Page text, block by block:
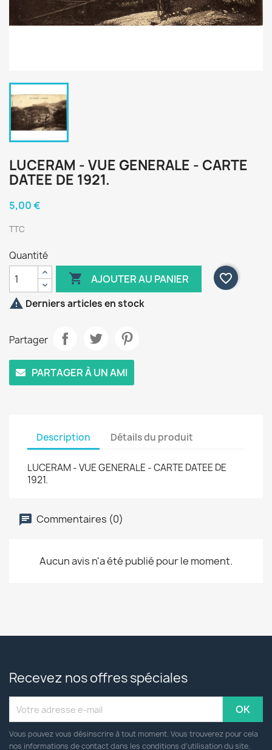
LUCERAM - VUE GENERALE - CARTE
DATEE DE 1921.
5,00 €
TTC
Quantité
 AJOUTER AU PANIER
favorite_border
 Derniers articles en stock
Partager
PARTAGER À UN AMI
Description Détails du produit
LUCERAM - VUE GENERALE - CARTE DATEE DE
1921.
Commentaires (0)
Aucun avis n'a été publié pour le moment.
Recevez nos offres spéciales
Vous pouvez vous désinscrire à tout moment. Vous trouverez pour cela
nos informations de contact dans les conditions d'utilisation du site.